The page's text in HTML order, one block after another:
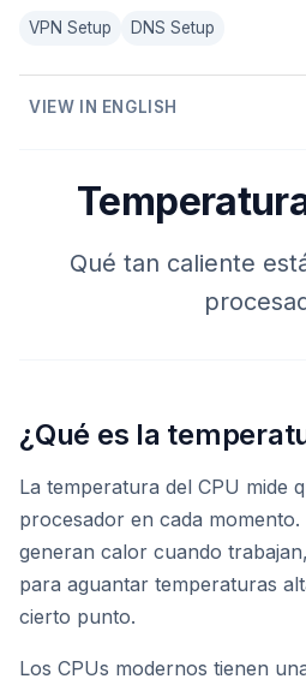
VPN Setup DNS Setup
VIEW IN ENGLISH
Qué tan caliente
¿Qué es la
La temperatura del CPU mide
procesador en cada
generan calor cuando
para aguantar temperaturas
cierto punto.
Los CPUs modernos tienen